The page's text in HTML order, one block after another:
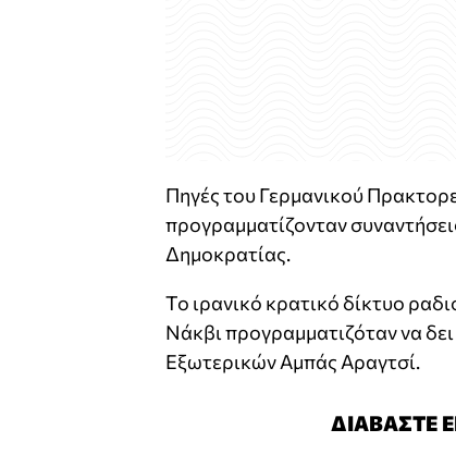
Πηγές του Γερμανικού
προγραμματίζονταν
Δημοκρατίας.
Το ιρανικό κρατικό δίκτυο
Νάκβι προγραμματιζόταν να
Εξωτερικών Αμπάς Αραγτσί.
ΔΙΑΒΑΣΤΕ